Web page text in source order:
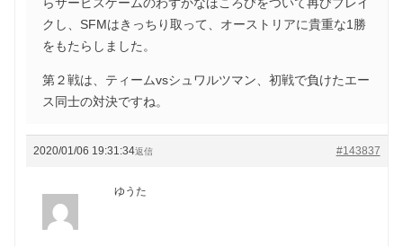
クし、SFMはきっちり取って、オーストリアに貴重な1勝
をもたらしました。
第２戦は、ティームvsシュワルツマン、初戦で負けたエー
ス同士の対決ですね。
2020/01/06 19:31:34 #143837
返信
ゆうた